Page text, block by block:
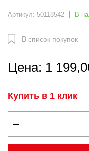
Артикул: 50118542 В
В список покупок
Цена: 1
Купить в 1 клик